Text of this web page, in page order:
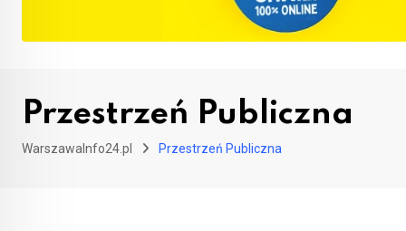
Przestrzeń Publiczna
WarszawaInfo24.pl Przestrzeń Publiczna